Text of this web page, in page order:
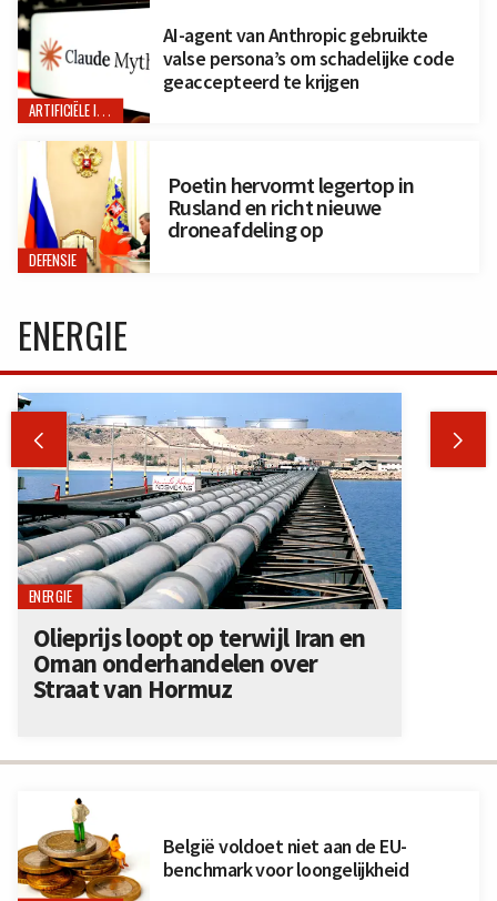
ARTIFICIËLE INTELLIGENTIE
AI-agent van Anthropic gebruikte
valse persona’s om schadelijke code
geaccepteerd te krijgen
DEFENSIE
Poetin hervormt legertop in
Rusland en richt nieuwe
droneafdeling op
België voldoet niet aan de EU-
benchmark voor loongelijkheid
ENERGIE
 
ENERGIE
Olieprijs loopt op terwijl Iran en
Oman onderhandelen over
Straat van Hormuz